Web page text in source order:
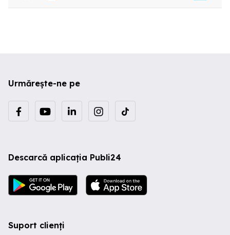
Urmărește-ne pe
Descarcă aplicația Publi24
Suport clienți